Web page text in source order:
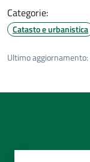
Categorie:
Catasto e urbanistica
Ultimo aggiornamento: